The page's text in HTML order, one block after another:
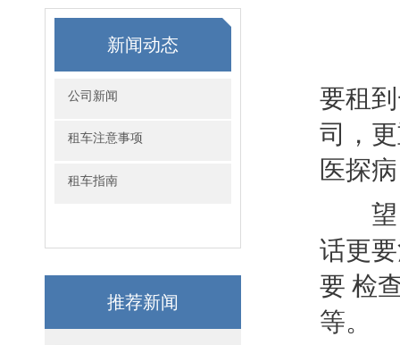
新闻动态
公司新闻
租车注意事项
租车指南
推荐新闻
要租
司，
医探
望：
话更
要 检
等。